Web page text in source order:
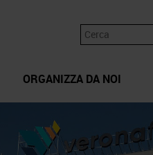
ORGANIZZA DA NOI